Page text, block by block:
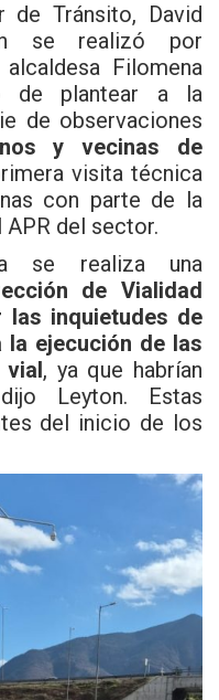
de Tránsito, David
se realizó por
Filomena
de plantear a la
de observaciones
y vecinas de
visita técnica
con parte de la
del sector.
se realiza una
de Vialidad
las inquietudes de
ejecución de las
vial, ya que habrían
Leyton. Estas
del inicio de los